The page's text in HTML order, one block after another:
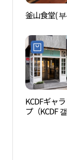
釜山食堂(
KCDFギャ
プ（KCDF